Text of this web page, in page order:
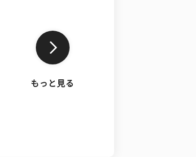
もっと見る